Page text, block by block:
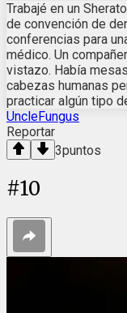
Trabajé en un
de convención de
conferencias para
médico. Un
vistazo. Había
cabezas humanas
practicar algún tipo
UncleFungus
Reportar
3puntos
#10